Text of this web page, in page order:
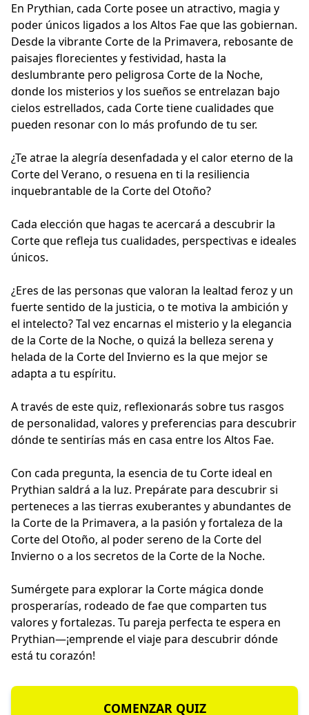
En Prythian, cada Corte posee un atractivo, magia y
poder únicos ligados a los Altos Fae que las gobiernan.
Desde la vibrante Corte de la Primavera, rebosante de
paisajes florecientes y festividad, hasta la
deslumbrante pero peligrosa Corte de la Noche,
donde los misterios y los sueños se entrelazan bajo
cielos estrellados, cada Corte tiene cualidades que
pueden resonar con lo más profundo de tu ser.
¿Te atrae la alegría desenfadada y el calor eterno de la
Corte del Verano, o resuena en ti la resiliencia
inquebrantable de la Corte del Otoño?
Cada elección que hagas te acercará a descubrir la
Corte que refleja tus cualidades, perspectivas e ideales
únicos.
¿Eres de las personas que valoran la lealtad feroz y un
fuerte sentido de la justicia, o te motiva la ambición y
el intelecto? Tal vez encarnas el misterio y la elegancia
de la Corte de la Noche, o quizá la belleza serena y
helada de la Corte del Invierno es la que mejor se
adapta a tu espíritu.
A través de este quiz, reflexionarás sobre tus rasgos
de personalidad, valores y preferencias para descubrir
dónde te sentirías más en casa entre los Altos Fae.
Con cada pregunta, la esencia de tu Corte ideal en
Prythian saldrá a la luz. Prepárate para descubrir si
perteneces a las tierras exuberantes y abundantes de
la Corte de la Primavera, a la pasión y fortaleza de la
Corte del Otoño, al poder sereno de la Corte del
Invierno o a los secretos de la Corte de la Noche.
Sumérgete para explorar la Corte mágica donde
prosperarías, rodeado de fae que comparten tus
valores y fortalezas. Tu pareja perfecta te espera en
Prythian—¡emprende el viaje para descubrir dónde
está tu corazón!
COMENZAR QUIZ